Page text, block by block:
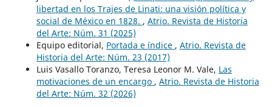
libertad en los Trajes de Linati: una visión política y
social de México en 1828. , Atrio. Revista de Historia
del Arte: Núm. 31 (2025)
Equipo editorial, Portada e índice , Atrio. Revista de
Historia del Arte: Núm. 23 (2017)
Luis Vasallo Toranzo, Teresa Leonor M. Vale, Las
motivaciones de un encargo , Atrio. Revista de Historia
del Arte: Núm. 32 (2026)